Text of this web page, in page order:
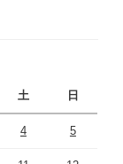
土 日
4 5